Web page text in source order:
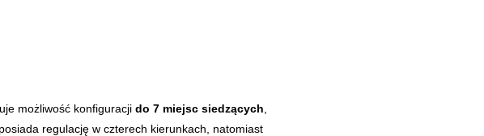
możliwość konfiguracji do 7 miejsc siedzących
regulację w czterech kierunkach, natomiast